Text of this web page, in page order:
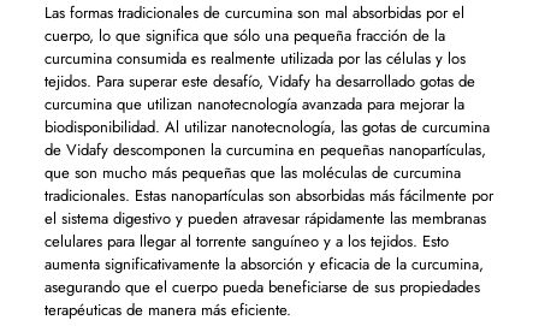
Las formas tradicionales de curcumina son mal absorbidas por el
cuerpo, lo que significa que sólo una pequeña fracción de la
curcumina consumida es realmente utilizada por las células y los
tejidos. Para superar este desafío, Vidafy ha desarrollado gotas de
curcumina que utilizan nanotecnología avanzada para mejorar la
biodisponibilidad. Al utilizar nanotecnología, las gotas de curcumina
de Vidafy descomponen la curcumina en pequeñas nanopartículas,
que son mucho más pequeñas que las moléculas de curcumina
tradicionales. Estas nanopartículas son absorbidas más fácilmente por
el sistema digestivo y pueden atravesar rápidamente las membranas
celulares para llegar al torrente sanguíneo y a los tejidos. Esto
aumenta significativamente la absorción y eficacia de la curcumina,
asegurando que el cuerpo pueda beneficiarse de sus propiedades
terapéuticas de manera más eficiente.